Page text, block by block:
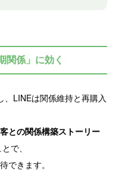
関係」に効く
LINEは関係維持と再購入
との関係構築ストーリー
で、
できます。